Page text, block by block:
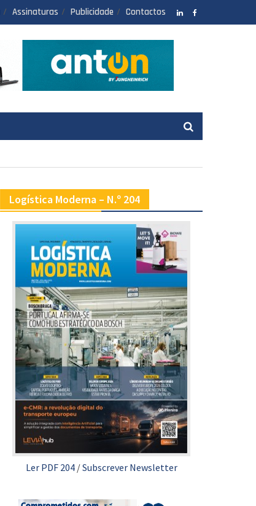
Assinaturas Publicidade Contactos
Logística Moderna – N.º 204
Ler PDF 204/Subscrever Newsletter